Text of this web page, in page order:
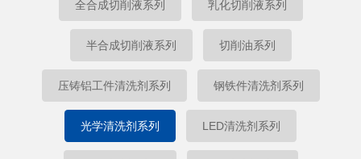
全合成切削液系列 乳化切削液系列
半合成切削液系列 切削油系列
压铸铝工件清洗剂系列 钢铁件清洗剂系列
光学清洗剂系列 LED清洗剂系列